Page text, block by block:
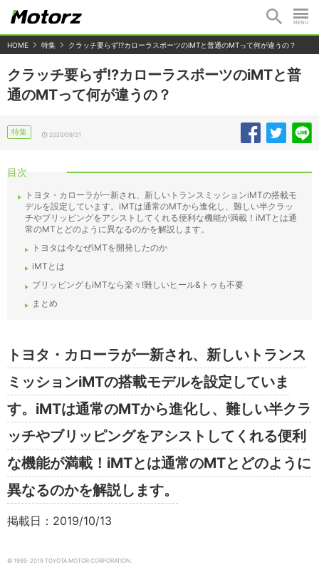
HOME 特集 クラッチ要らず!?カローラスポーツのiMTと普通のMTって何が違うの？
クラッチ要らず!?カローラスポーツのiMTと普
通のMTって何が違うの？
特集 2020/09/21
目次
トヨタ・カローラが一新され、新しいトランスミッションiMTの搭載モ
デルを設定しています。iMTは通常のMTから進化し、難しい半クラッ
チやブリッピングをアシストしてくれる便利な機能が満載！iMTとは通
常のMTとどのように異なるのかを解説します。
トヨタは今なぜiMTを開発したのか
iMTとは
ブリッピングもiMTなら楽々!難しいヒール&トゥも不要
まとめ
トヨタ・カローラが一新され、新しいトランス
ミッションiMTの搭載モデルを設定していま
す。iMTは通常のMTから進化し、難しい半クラ
ッチやブリッピングをアシストしてくれる便利
な機能が満載！iMTとは通常のMTとどのように
異なるのかを解説します。
掲載日：2019/10/13
© 1995-2019 TOYOTA MOTOR CORPORATION.